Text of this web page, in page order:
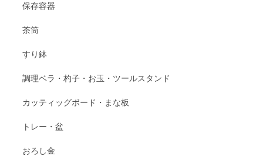
保存容器
茶筒
すり鉢
調理ベラ・杓子・お玉・ツールスタンド
カッティッグボード・まな板
トレー・盆
おろし金